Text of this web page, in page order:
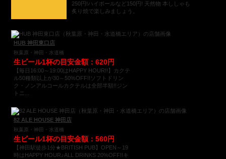
250円!ハイボールなど150円! 天然物 本ししゃも
炙り焼で楽しみましょう。
HUB 神田東口店
秋葉原・神田・水道橋
生ビール1杯の目安金額：620円
【毎日16:00～19:00はHAPPY HOUR!!】カクテ
ル50種類以上が30～50%OFF!!ソフトドリン
ク・ノンアルコールカクテルは全部半額!!ジン
トニ...
82 ALE HOUSE 神田店
秋葉原・神田・水道橋
生ビール1杯の目安金額：560円
【神田駅徒歩1分★BRITISH PUB】OPEN～19
時はHAPPY HOUR♪ALL DRINKS 20%OFF!!キ